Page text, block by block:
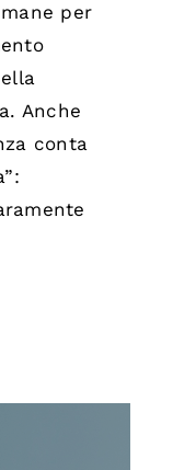
per
Anche
conta